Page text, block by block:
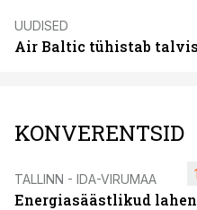
UUDISED
Air Baltic tühistab
KONVERENTSID
TALLINN - IDA-VIRUMAA
Energiasäästlikud